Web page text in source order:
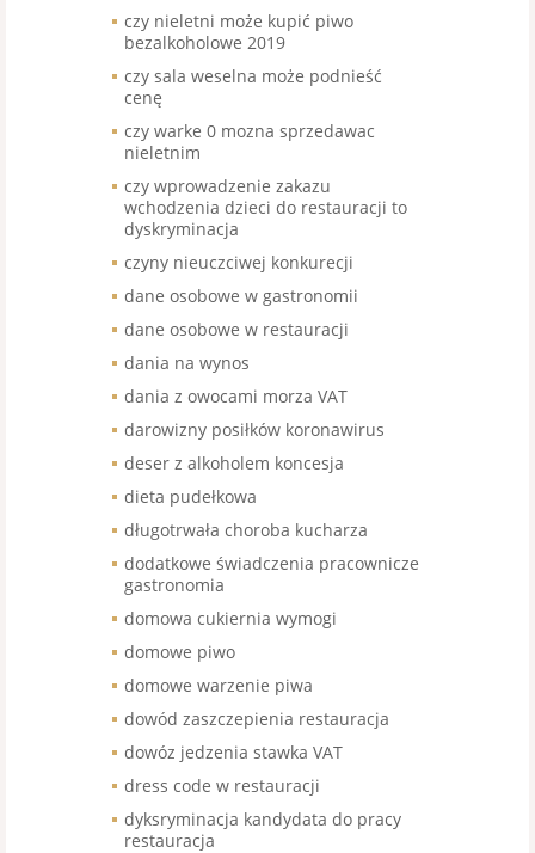
czy nieletni może kupić piwo
bezalkoholowe 2019
czy sala weselna może podnieść
cenę
czy warke 0 mozna sprzedawac
nieletnim
czy wprowadzenie zakazu
wchodzenia dzieci do restauracji to
dyskryminacja
czyny nieuczciwej konkurecji
dane osobowe w gastronomii
dane osobowe w restauracji
dania na wynos
dania z owocami morza VAT
darowizny posiłków koronawirus
deser z alkoholem koncesja
dieta pudełkowa
długotrwała choroba kucharza
dodatkowe świadczenia pracownicze
gastronomia
domowa cukiernia wymogi
domowe piwo
domowe warzenie piwa
dowód zaszczepienia restauracja
dowóz jedzenia stawka VAT
dress code w restauracji
dyksryminacja kandydata do pracy
restauracja